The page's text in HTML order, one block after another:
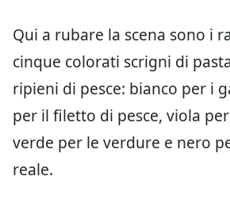
Qui a rubare la scena sono i
cinque colorati scrigni di
ripieni di pesce: bianco per i
per il filetto di pesce, viola
verde per le verdure e nero
reale.